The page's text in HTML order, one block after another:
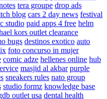
tera groupe drop ads
blog cars 2 day news festival
studio paid apps 4 free helm
kors outlet clearance
bugs destinos exotico auto
foto concurso in mujer
comic adze hellenes online hub
masjid al akbar purple
sneakers rules nato group
studio formz knowledge base
outlet usa dental health